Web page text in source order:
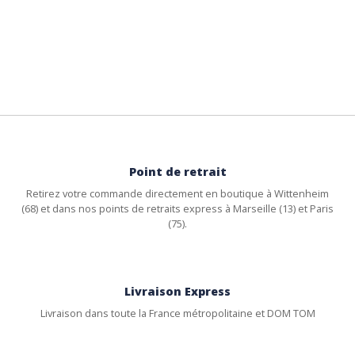
Point de retrait
Retirez votre commande directement en boutique à Wittenheim
(68) et dans nos points de retraits express à Marseille (13) et Paris
(75).
Livraison Express
Livraison dans toute la France métropolitaine et DOM TOM